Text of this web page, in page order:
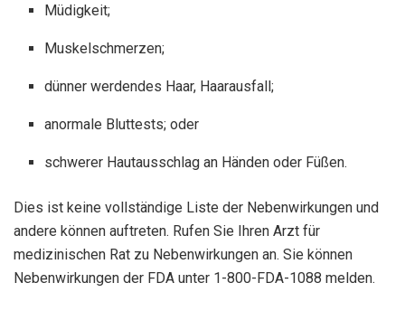
Müdigkeit;
Muskelschmerzen;
dünner werdendes Haar, Haarausfall;
anormale Bluttests; oder
schwerer Hautausschlag an Händen oder Füßen.
Dies ist keine vollständige Liste der Nebenwirkungen und
andere können auftreten. Rufen Sie Ihren Arzt für
medizinischen Rat zu Nebenwirkungen an. Sie können
Nebenwirkungen der FDA unter 1-800-FDA-1088 melden.